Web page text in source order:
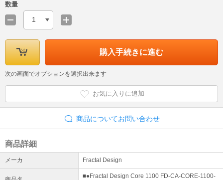
数量
1
購入手続きに進む
次の画面でオプションを選択出来ます
お気に入りに追加
商品についてお問い合わせ
商品詳細
メーカ Fractal Design
■●Fractal Design Core 1100 FD-CA-CORE-1100-